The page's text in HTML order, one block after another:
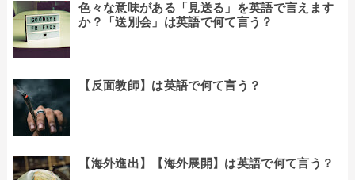
色々な意味がある「見送る」を英語で言えます
か？「送別会」は英語で何て言う？
【反面教師】は英語で何て言う？
【海外進出】【海外展開】は英語で何て言う？